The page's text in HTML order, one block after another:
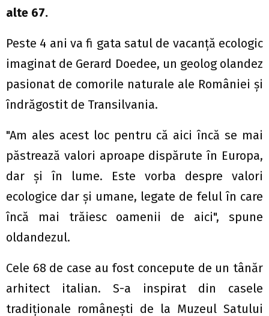
alte 67.
Peste 4 ani va fi gata satul de vacanţă ecologic
imaginat de Gerard Doedee, un geolog olandez
pasionat de comorile naturale ale României şi
îndrăgostit de Transilvania.
"Am ales acest loc pentru că aici încă se mai
păstrează valori aproape dispărute în Europa,
dar şi în lume. Este vorba despre valori
ecologice dar şi umane, legate de felul în care
încă mai trăiesc oamenii de aici", spune
oldandezul.
Cele 68 de case au fost concepute de un tânăr
arhitect italian. S-a inspirat din casele
tradiţionale româneşti de la Muzeul Satului